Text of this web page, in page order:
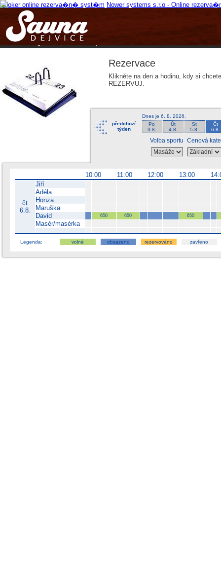
Booker online rezerva�n� syst�m Nower systems s.r.o - Online
Rezervujse - Port�l pro online rezervace sportu
Home Registrace Ceník
Rezervace
Klikněte na den a hodinu, kdy si
REZERVUJ.
předchozí
týden
Dnes je6. 8. 2026
Po
3.8.
Út
4.8.
St
5.8.
Čt
6.8.
Volba sportu Cenová
10:00 11:00 12:00 13:00
čt
6.8.
Jiří
Adéla
Honza
Maruška
David
650 650 650
Masér/masérka
Legenda: volné obsazeno rezervováno zavřeno